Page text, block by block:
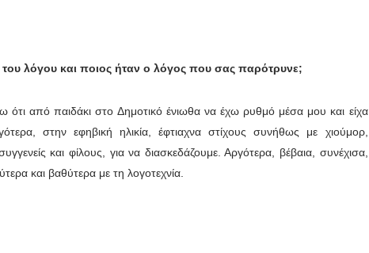
του λόγου και ποιος ήταν ο λόγος που σας παρότρυνε;
ότι από παιδάκι στο Δημοτικό ένιωθα να έχω ρυθμό μέσα μου και είχα
στην εφηβική ηλικία, έφτιαχνα στίχους συνήθως με χιούμορ,
και φίλους, για να διασκεδάζουμε. Αργότερα, βέβαια, συνέχισα,
και βαθύτερα με τη λογοτεχνία.